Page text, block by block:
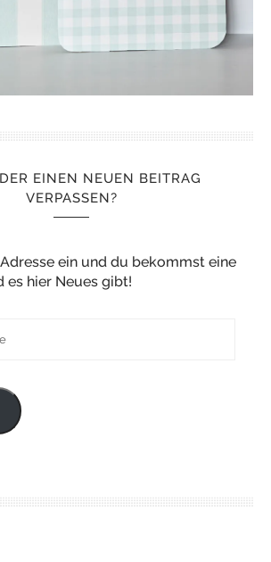
EINEN NEUEN BEITRAG
VERPASSEN?
ein und du bekommst eine
es hier Neues gibt!